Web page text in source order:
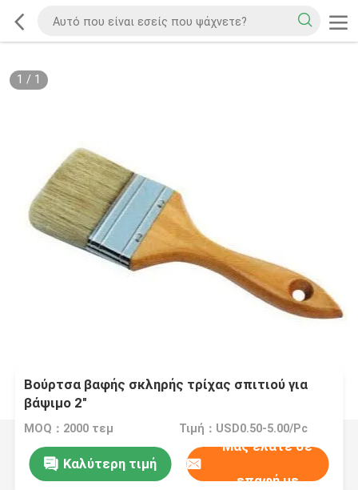
1 / 1
Βούρτσα βαφής σκληρής τρίχας σπιτιού για
βάψιμο 2"
MOQ：2000 τεμ Τιμή：USD0.50-5.00/Pc
Καλύτερη τιμή
Μας ελάτε σε
επαφή με